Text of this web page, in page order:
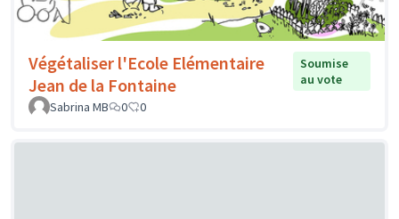
Végétaliser l'Ecole Elémentaire
Jean de la Fontaine
Soumise
au vote
Sabrina MB
0 0